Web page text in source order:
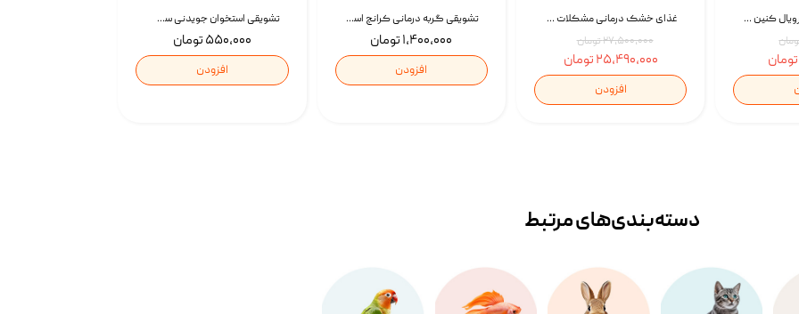
تشویقی استخوان جویدنی سگ اسنکی کرانچی با طعم مرغ Snacky Crunchy Munchy وزن 100 گرم
۵۵۰,۰۰۰ تومان
افزودن
تشویقی گربه درمانی کرانچ اسنکی با طعم میکس Snacky Crunch Cat Treats وزن 60 گرم بسته 4 عددی
۱,۴۰۰,۰۰۰ تومان
افزودن
غذای خشک درمانی مشکلات گوارشی سگ رویال کنین Royal Canin Hypoallergenic وزن 7 کیلوگرم | پت استوک
۲۷,۵۰۰,۰۰۰ تومان
۲۵,۴۹۰,۰۰۰ تومان
افزودن
غذای خشک گربه رویال کنین Gastrointestinal Fibre Response وزن 2 کیلوگرم | پت استوک
دسته‌بندی‌‌های مرتبط